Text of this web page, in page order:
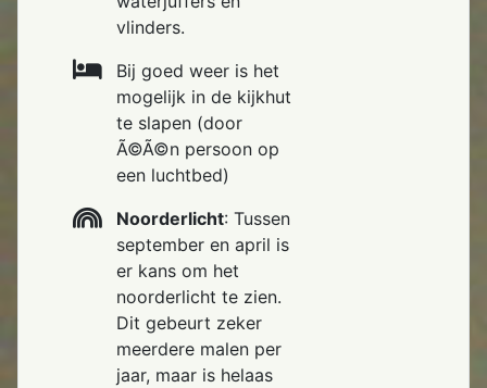
vlinders.
Bij goed weer is het
mogelijk in de kijkhut
te slapen (door
Ã©Ã©n persoon op
een luchtbed)
Noorderlicht: Tussen
september en april is
er kans om het
noorderlicht te zien.
Dit gebeurt zeker
meerdere malen per
jaar, maar is helaas